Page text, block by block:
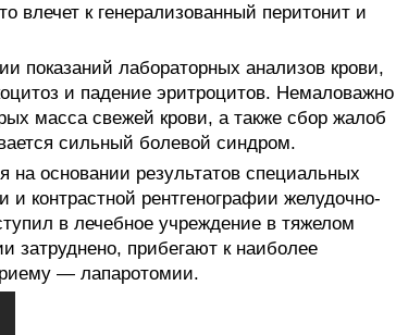
влечет к генерализованный перитонит и
показаний лабораторных анализов крови,
и падение эритроцитов. Немаловажно
масса свежей крови, а также сбор жалоб
сильный болевой синдром.
на основании результатов специальных
контрастной рентгенографии желудочно-
в лечебное учреждение в тяжелом
затруднено, прибегают к наиболее
— лапаротомии.